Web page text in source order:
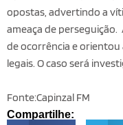
opostas, advertindo a
ameaça de
de ocorrência e
legais. O caso será
Fonte:Capinzal FM
Compartilhe: